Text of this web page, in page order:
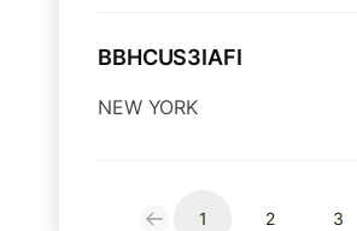
BBHCUS3IAFI
NEW YORK
1 2 3